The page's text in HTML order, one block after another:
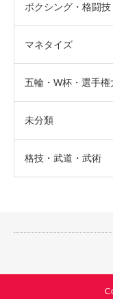
ボクシング・格闘技
マネタイズ
五輪・W杯・選手権
未分類
格技・武道・武術